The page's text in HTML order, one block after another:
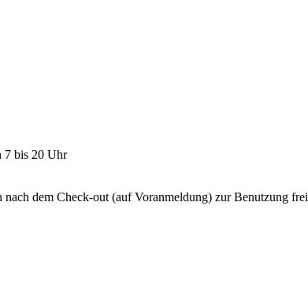
7 bis 20 Uhr
dem Check-out (auf Voranmeldung) zur Benutzung frei